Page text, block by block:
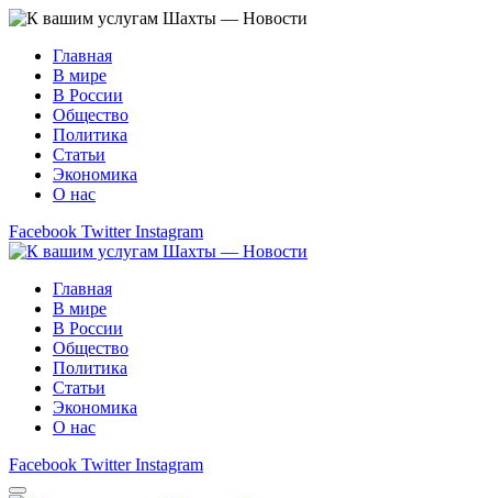
Главная
В мире
В России
Общество
Политика
Статьи
Экономика
О нас
Facebook Twitter Instagram
Главная
В мире
В России
Общество
Политика
Статьи
Экономика
О нас
Facebook Twitter Instagram